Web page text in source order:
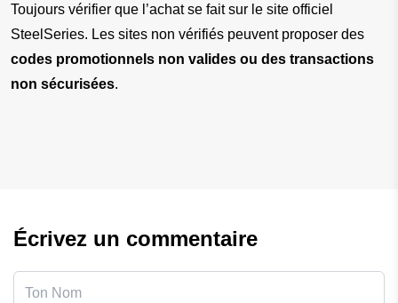
Toujours vérifier que l’achat se fait sur le site officiel
codes promotionnels non valides ou des transactions
non sécurisées.
Écrivez un commentaire